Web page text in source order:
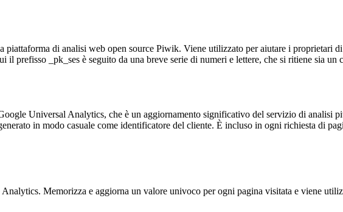
piattaforma di analisi web open source Piwik. Viene utilizzato per aiutare i proprietari
il prefisso _pk_ses è seguito da una breve serie di numeri e lettere, che si ritiene sia
Universal Analytics, che è un aggiornamento significativo del servizio di analisi
in modo casuale come identificatore del cliente. È incluso in ogni richiesta di
Memorizza e aggiorna un valore univoco per ogni pagina visitata e viene